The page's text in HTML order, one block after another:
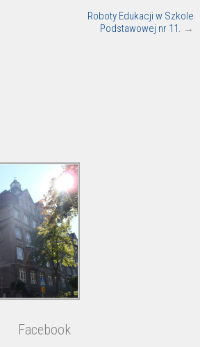
Roboty Edukacji w Szkole
Podstawowej nr 11. →
Facebook